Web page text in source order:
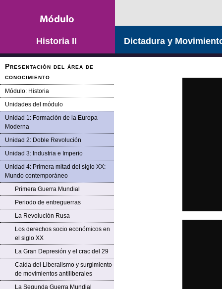
Historia II
Presentación del área de
conocimiento
Módulo: Historia
Unidades del módulo
Unidad 1: Formación de la Europa
Moderna
Unidad 2: Doble Revolución
Unidad 3: Industria e Imperio
Unidad 4: Primera mitad del siglo XX:
Mundo contemporáneo
Primera Guerra Mundial
Periodo de entreguerras
La Revolución Rusa
Los derechos socio económicos en
el siglo XX
La Gran Depresión y el crac del 29
Caída del Liberalismo y surgimiento
de movimientos antiliberales
La Segunda Guerra Mundial
Dictadura y